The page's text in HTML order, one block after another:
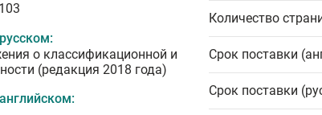
о классификационной и
(редакция 2018 года)
Количество
Срок поставки
Срок поставки